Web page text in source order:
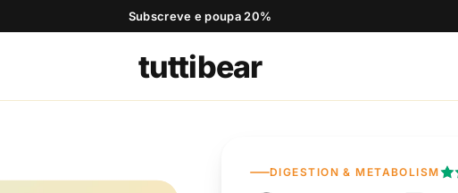
Subscreve e poupa 20%
tuttibear
DIGESTION & METABOLISM